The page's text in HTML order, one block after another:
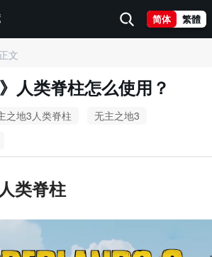
简体 繁體
正文
人类脊柱怎么使用？
之地3人类脊柱
无主之地3
类脊柱